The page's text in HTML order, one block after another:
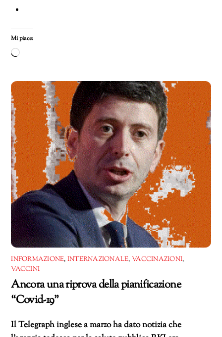
Mi piace:
Caricamento
corso…
INFORMAZIONE, INTERNAZIONALE, VACCINAZIONI,
VACCINI
Ancora una riprova della pianificazione
“Covid-19”
Il Telegraph inglese a marzo ha dato notizia che